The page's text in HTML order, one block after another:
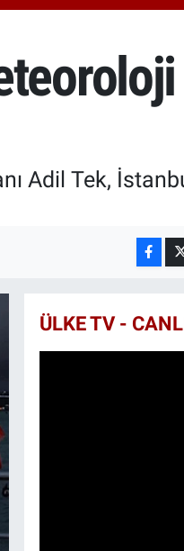
64.959,79
%1.11
Adil Tek,
ÜLKE TV -